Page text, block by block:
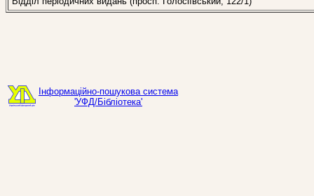
Інформаційно-пошукова система
'УФД/Бібліотека'